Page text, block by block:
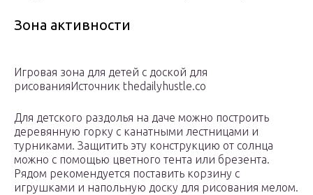
Зона активности
Игровая зона для детей с доской для
рисованияИсточник thedailyhustle.co
Для детского раздолья на даче можно построить
деревянную горку с канатными лестницами и
турниками. Защитить эту конструкцию от солнца
можно с помощью цветного тента или брезента.
Рядом рекомендуется поставить корзину с
игрушками и напольную доску для рисования мелом.